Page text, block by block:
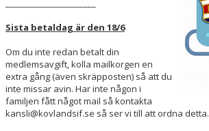
HUR KAN JAG STÖTTA FÖRENINGEN?
KALENDER
VÅRA LAG/TRÄNARE
Sista betaldag är den 18/6
Om du inte redan betalt din
medlemsavgift, kolla mailkorgen en
extra gång (även skräpposten) så att du
inte missar avin. Har inte någon i
familjen fått något mail så kontakta
kansli@kovlandsif.se så ser vi till att ordna detta.